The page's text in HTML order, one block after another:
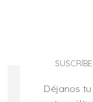
Déjanos